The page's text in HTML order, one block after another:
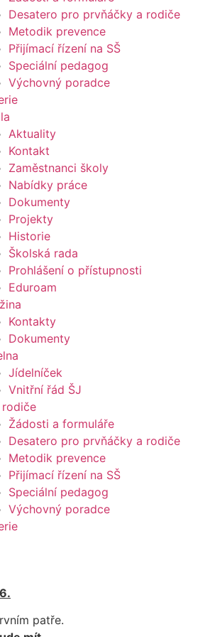
Desatero pro prvňáčky a rodiče
Metodik prevence
Přijímací řízení na SŠ
Speciální pedagog
Výchovný poradce
Aktuality
Kontakt
Zaměstnanci školy
Nabídky práce
Dokumenty
Projekty
Historie
Školská rada
Prohlášení o přístupnosti
Eduroam
Kontakty
Dokumenty
Jídelníček
Vnitřní řád ŠJ
rodiče
Žádosti a formuláře
Desatero pro prvňáčky a rodiče
Metodik prevence
Přijímací řízení na SŠ
Speciální pedagog
Výchovný poradce
patře.